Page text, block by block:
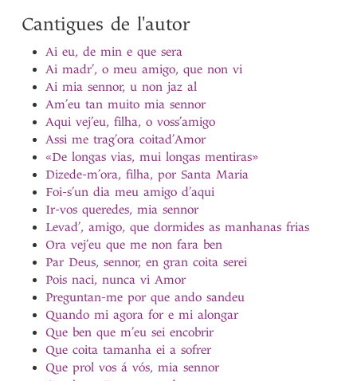
Cantigues de l'autor
Ai eu, de min e que sera
Ai madr’, o meu amigo, que non vi
Ai mia sennor, u non jaz al
Am’eu tan muito mia sennor
Aqui vej’eu, filha, o voss’amigo
Assi me trag’ora coitad’Amor
«De longas vias, mui longas mentiras»
Dizede-m’ora, filha, por Santa Maria
Foi-s’un dia meu amigo d’aqui
Ir-vos queredes, mia sennor
Levad’, amigo, que dormides as manhanas frias
Ora vej’eu que me non fara ben
Par Deus, sennor, en gran coita serei
Pois naci, nunca vi Amor
Preguntan-me por que ando sandeu
Quando mi agora for e mi alongar
Que ben que m’eu sei encobrir
Que coita tamanha ei a sofrer
Que prol vos á vós, mia sennor